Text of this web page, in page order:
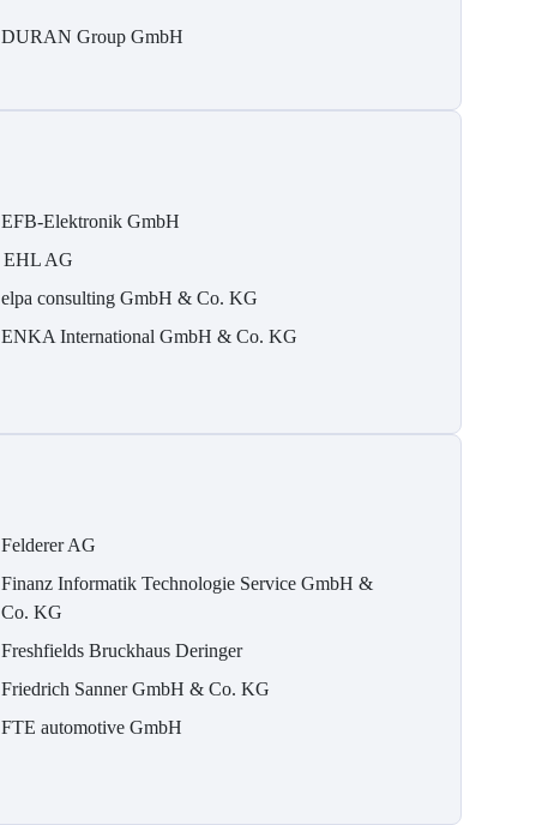
DURAN Group GmbH
EFB-Elektronik GmbH
EHL AG
elpa consulting GmbH & Co. KG
ENKA International GmbH & Co. KG
Felderer AG
Finanz Informatik Technologie Service GmbH &
Co. KG
Freshfields Bruckhaus Deringer
Friedrich Sanner GmbH & Co. KG
FTE automotive GmbH